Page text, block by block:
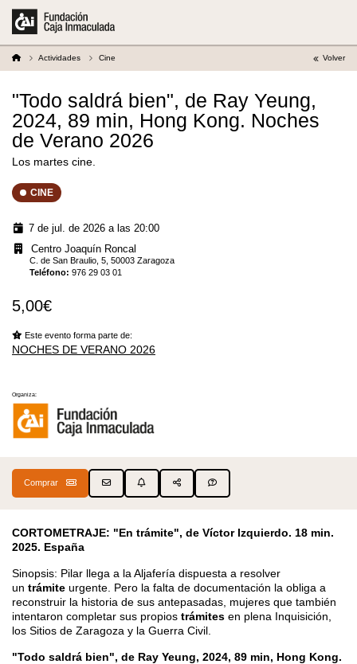
Actividades Cine Volver
"Todo saldrá bien", de Ray Yeung,
2024, 89 min, Hong Kong. Noches
de Verano 2026
Los martes cine.
CINE
7 de jul. de 2026 a las 20:00
Centro Joaquín Roncal
C. de San Braulio, 5, 50003 Zaragoza
Teléfono:976 29 03 01
5,00€
Este evento forma parte de:
NOCHES DE VERANO 2026
Organiza:
Comprar
CORTOMETRAJE: "En trámite", de Víctor Izquierdo. 18 min.
2025. España
Sinopsis: Pilar llega a la Aljafería dispuesta a resolver
un trámite urgente. Pero la falta de documentación la obliga a
reconstruir la historia de sus antepasadas, mujeres que también
intentaron completar sus propios trámites en plena Inquisición,
los Sitios de Zaragoza y la Guerra Civil.
"Todo saldrá bien", de Ray Yeung, 2024, 89 min, Hong Kong.